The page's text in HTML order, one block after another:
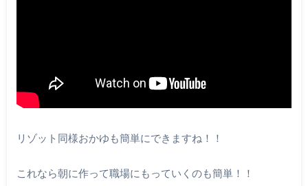
リゾット同様おかゆも簡単にできますね！！
これなら朝に作って職場にもっていくのも簡単！！